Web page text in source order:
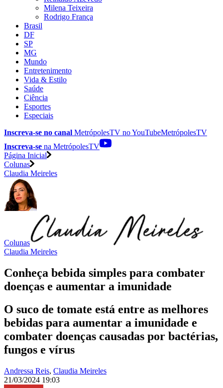
Milena Teixeira
Rodrigo França
Brasil
DF
SP
MG
Mundo
Entretenimento
Vida & Estilo
Saúde
Ciência
Esportes
Especiais
Inscreva-se no canal MetrópolesTV noYouTubeMetrópolesTV
Inscreva-se na MetrópolesTV
Página Inicial
Colunas
Claudia Meireles
Colunas
Claudia Meireles
Conheça bebida simples para combater
doenças e aumentar a imunidade
O suco de tomate está entre as melhores
bebidas para aumentar a imunidade e
combater doenças causadas por bactérias,
fungos e vírus
Andressa Reis, Claudia Meireles
21/03/2024 19:03